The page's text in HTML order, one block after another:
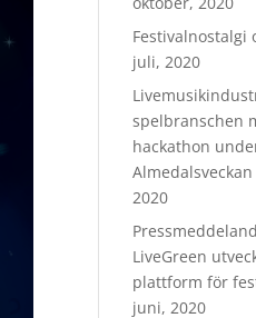
Festivalnostalgi
juli, 2020
spelbranschen
hackathon
Almedalsveckan
2020
LiveGreen
plattform för
juni, 2020